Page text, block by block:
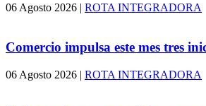
06 Agosto 2026 | ROTA INTEGRADORA
Comercio impulsa este mes tres
06 Agosto 2026 | ROTA INTEGRADORA